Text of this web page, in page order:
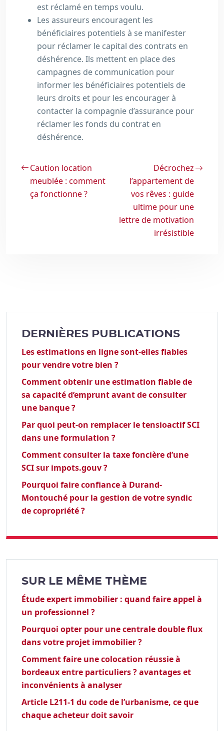
est réclamé en temps voulu.
Les assureurs encouragent les
bénéficiaires potentiels à se manifester
pour réclamer le capital des contrats en
déshérence. Ils mettent en place des
campagnes de communication pour
informer les bénéficiaires potentiels de
leurs droits et pour les encourager à
contacter la compagnie d’assurance pour
réclamer les fonds du contrat en
déshérence.
Caution location
meublée : comment
ça fonctionne ?
Décrochez
l’appartement de
vos rêves : guide
ultime pour une
lettre de motivation
irrésistible
DERNIÈRES PUBLICATIONS
Les estimations en ligne sont-elles fiables
pour vendre votre bien ?
Comment obtenir une estimation fiable de
sa capacité d’emprunt avant de consulter
une banque ?
Par quoi peut-on remplacer le tensioactif SCI
dans une formulation ?
Comment consulter la taxe foncière d’une
SCI sur impots.gouv ?
Pourquoi faire confiance à Durand-
Montouché pour la gestion de votre syndic
de copropriété ?
SUR LE MÊME THÈME
Étude expert immobilier : quand faire appel à
un professionnel ?
Pourquoi opter pour une centrale double flux
dans votre projet immobilier ?
Comment faire une colocation réussie à
bordeaux entre particuliers ? avantages et
inconvénients à analyser
Article L211-1 du code de l’urbanisme, ce que
chaque acheteur doit savoir